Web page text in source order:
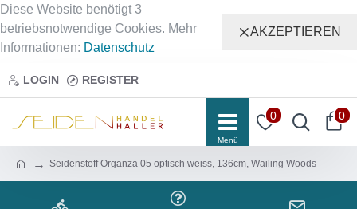
Diese Website benötigt 3
betriebsnotwendige Cookies. Mehr
Informationen: Datenschutz
AKZEPTIEREN
LOGIN REGISTER
0 0
Seidenstoff Organza 05 optisch weiss, 136cm, Wailing Woods